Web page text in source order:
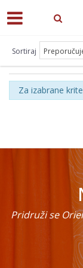
ZIMSKA
Sortiraj
Za izabrane
Pridruži se